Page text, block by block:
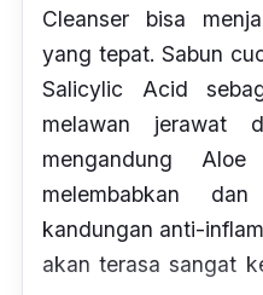
Cleanser bisa
yang tepat. Sabun
Salicylic Acid
melawan jerawat
mengandung Aloe
melembabkan
kandungan anti-
akan terasa sangat